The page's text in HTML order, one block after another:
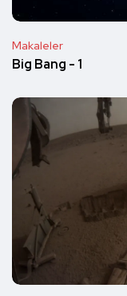
Makaleler
Big Bang - 1